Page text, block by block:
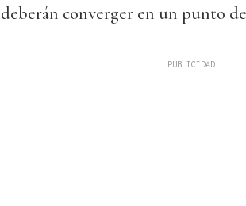
deberán converger en un punto